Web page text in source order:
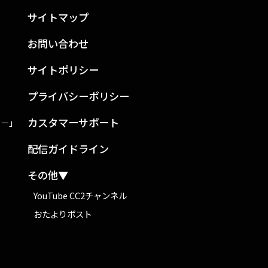
」
サイトマップ
お問い合わせ
サイトポリシー
プライバシーポリシー
カスタマーサポート
配信ガイドライン
その他▼
YouTube CC2チャンネル
おたよりポスト